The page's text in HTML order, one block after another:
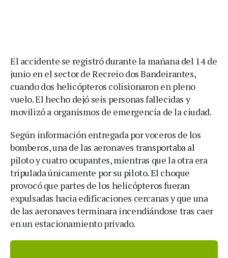
El accidente se registró durante la mañana del 14 de
junio en el sector de Recreio dos Bandeirantes,
cuando dos helicópteros colisionaron en pleno
vuelo. El hecho dejó seis personas fallecidas y
movilizó a organismos de emergencia de la ciudad.
Según información entregada por voceros de los
bomberos, una de las aeronaves transportaba al
piloto y cuatro ocupantes, mientras que la otra era
tripulada únicamente por su piloto. El choque
provocó que partes de los helicópteros fueran
expulsadas hacia edificaciones cercanas y que una
de las aeronaves terminara incendiándose tras caer
en un estacionamiento privado.